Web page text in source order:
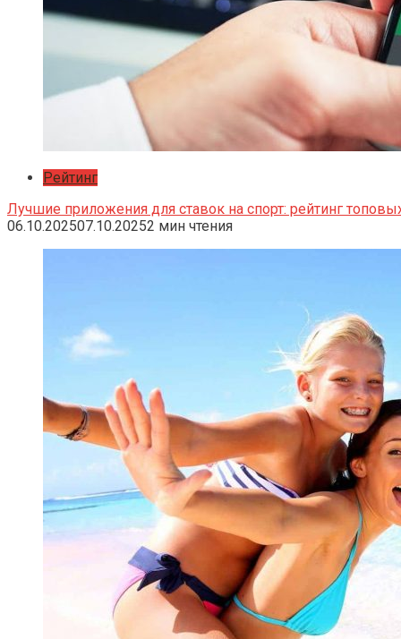
Рейтинг
Лучшие приложения для ставок на спорт: рейтинг
06.10.202507.10.20252 мин чтения